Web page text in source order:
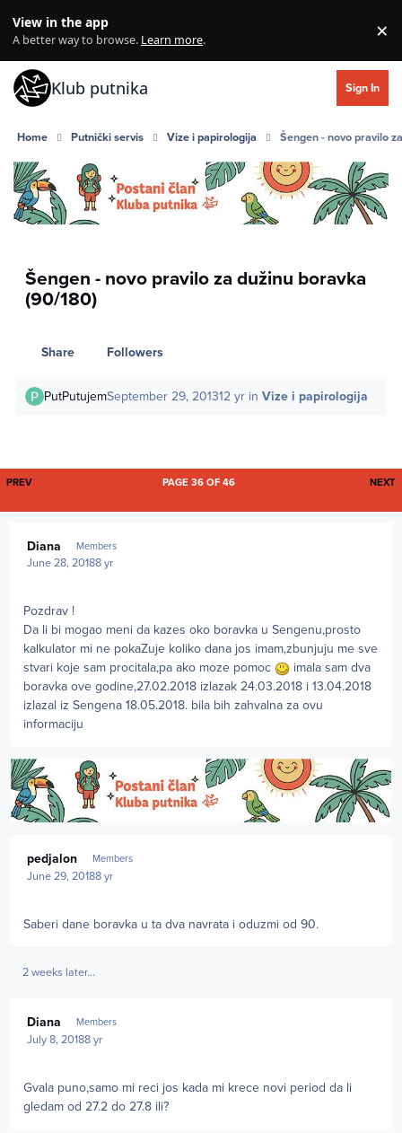
View in the app
A better way to browse. Learn more. ×
Klub putnika Sign In
Home Putnički servis Vize i papirologija Šengen - novo pravilo
Šengen - novo pravilo za dužinu boravka
(90/180)
Share Followers
PutPutujemSeptember 29, 201312 yr inVize i papirologija
FIRST PAGE
PREV NEXT
PAGE 36 OF 46
Diana Members
June 28, 20188 yr
Pozdrav !
Da li bi mogao meni da kazes oko boravka u Sengenu,prosto
kalkulator mi ne pokaZuje koliko dana jos imam,zbunjuju me sve
stvari koje sam procitala,pa ako moze pomoc
imala sam dva
boravka ove godine,27.02.2018 izlazak 24.03.2018 i 13.04.2018
izlazal iz Sengena 18.05.2018. bila bih zahvalna za ovu
informaciju
pedjalon Members
June 29, 20188 yr
Saberi dane boravka u ta dva navrata i oduzmi od 90.
2 weeks later...
Diana Members
July 8, 20188 yr
Gvala puno,samo mi reci jos kada mi krece novi period da li
gledam od 27.2 do 27.8 ili?